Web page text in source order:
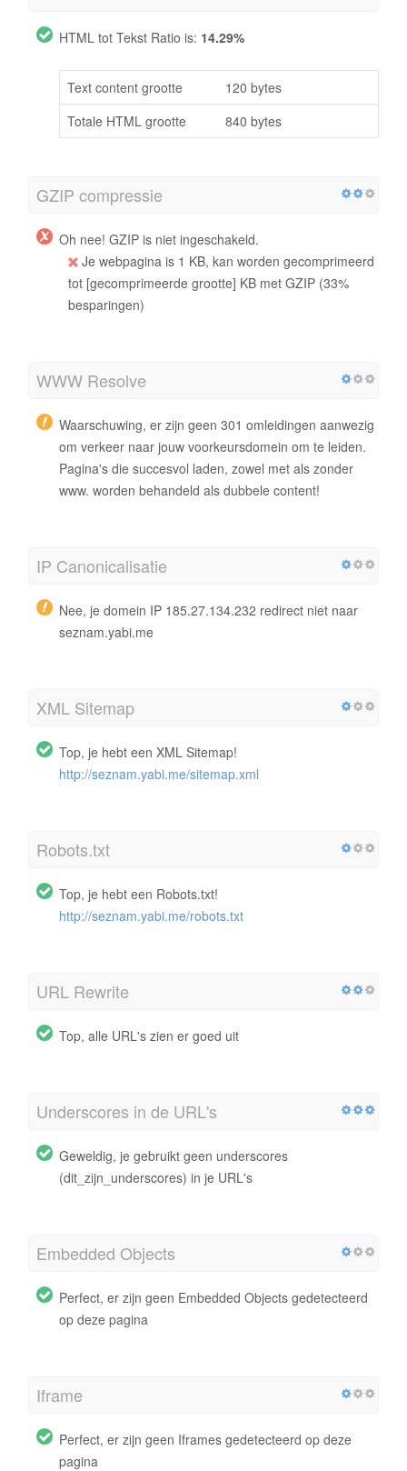
HTML tot Tekst Ratio is: 14.29%
Text content grootte
120 bytes
Totale HTML grootte
840 bytes
GZIP compressie
Oh nee! GZIP is niet ingeschakeld.
Je webpagina is 1 KB, kan worden gecomprimeerd
tot [gecomprimeerde grootte] KB met GZIP (33%
besparingen)
WWW Resolve
Waarschuwing, er zijn geen 301 omleidingen aanwezig
om verkeer naar jouw voorkeursdomein om te leiden.
Pagina's die succesvol laden, zowel met als zonder
www. worden behandeld als dubbele content!
IP Canonicalisatie
Nee, je domein IP 185.27.134.232 redirect niet naar
seznam.yabi.me
XML Sitemap
Top, je hebt een XML Sitemap!
http://seznam.yabi.me/sitemap.xml
Robots.txt
Top, je hebt een Robots.txt!
http://seznam.yabi.me/robots.txt
URL Rewrite
Top, alle URL's zien er goed uit
Underscores in de URL's
Geweldig, je gebruikt geen underscores
(dit_zijn_underscores) in je URL's
Embedded Objects
Perfect, er zijn geen Embedded Objects gedetecteerd
op deze pagina
Iframe
Perfect, er zijn geen Iframes gedetecteerd op deze
pagina